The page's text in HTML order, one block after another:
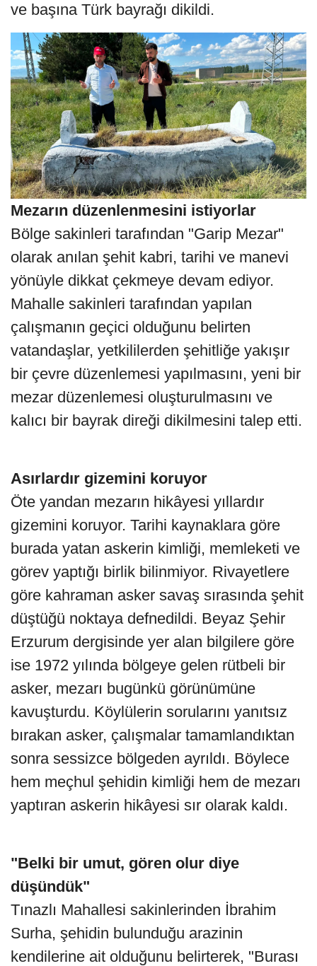
ve başına Türk bayrağı dikildi.
Mezarın düzenlenmesini istiyorlar
Bölge sakinleri tarafından "Garip Mezar"
olarak anılan şehit kabri, tarihi ve manevi
yönüyle dikkat çekmeye devam ediyor.
Mahalle sakinleri tarafından yapılan
çalışmanın geçici olduğunu belirten
vatandaşlar, yetkililerden şehitliğe yakışır
bir çevre düzenlemesi yapılmasını, yeni bir
mezar düzenlemesi oluşturulmasını ve
kalıcı bir bayrak direği dikilmesini talep etti.
Asırlardır gizemini koruyor
Öte yandan mezarın hikâyesi yıllardır
gizemini koruyor. Tarihi kaynaklara göre
burada yatan askerin kimliği, memleketi ve
görev yaptığı birlik bilinmiyor. Rivayetlere
göre kahraman asker savaş sırasında şehit
düştüğü noktaya defnedildi. Beyaz Şehir
Erzurum dergisinde yer alan bilgilere göre
ise 1972 yılında bölgeye gelen rütbeli bir
asker, mezarı bugünkü görünümüne
kavuşturdu. Köylülerin sorularını yanıtsız
bırakan asker, çalışmalar tamamlandıktan
sonra sessizce bölgeden ayrıldı. Böylece
hem meçhul şehidin kimliği hem de mezarı
yaptıran askerin hikâyesi sır olarak kaldı.
"Belki bir umut, gören olur diye
düşündük"
Tınazlı Mahallesi sakinlerinden İbrahim
Surha, şehidin bulunduğu arazinin
kendilerine ait olduğunu belirterek, "Burası